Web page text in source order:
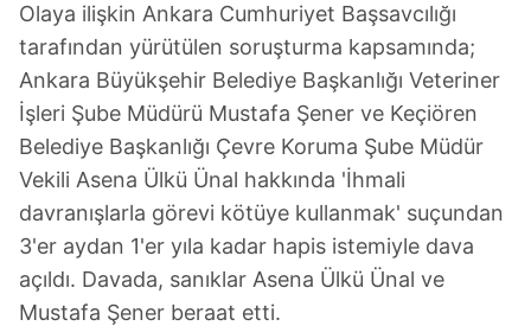
Olaya ilişkin Ankara Cumhuriyet Başsavcılığı
tarafından yürütülen soruşturma kapsamında;
Ankara Büyükşehir Belediye Başkanlığı Veteriner
İşleri Şube Müdürü Mustafa Şener ve Keçiören
Belediye Başkanlığı Çevre Koruma Şube Müdür
Vekili Asena Ülkü Ünal hakkında 'İhmali
davranışlarla görevi kötüye kullanmak' suçundan
3'er aydan 1'er yıla kadar hapis istemiyle dava
açıldı. Davada, sanıklar Asena Ülkü Ünal ve
Mustafa Şener beraat etti.